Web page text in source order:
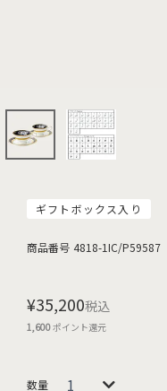
ギフトボックス入り
商品番号 4818-1IC/P59587
¥35,200税込
1,600ポイント還元